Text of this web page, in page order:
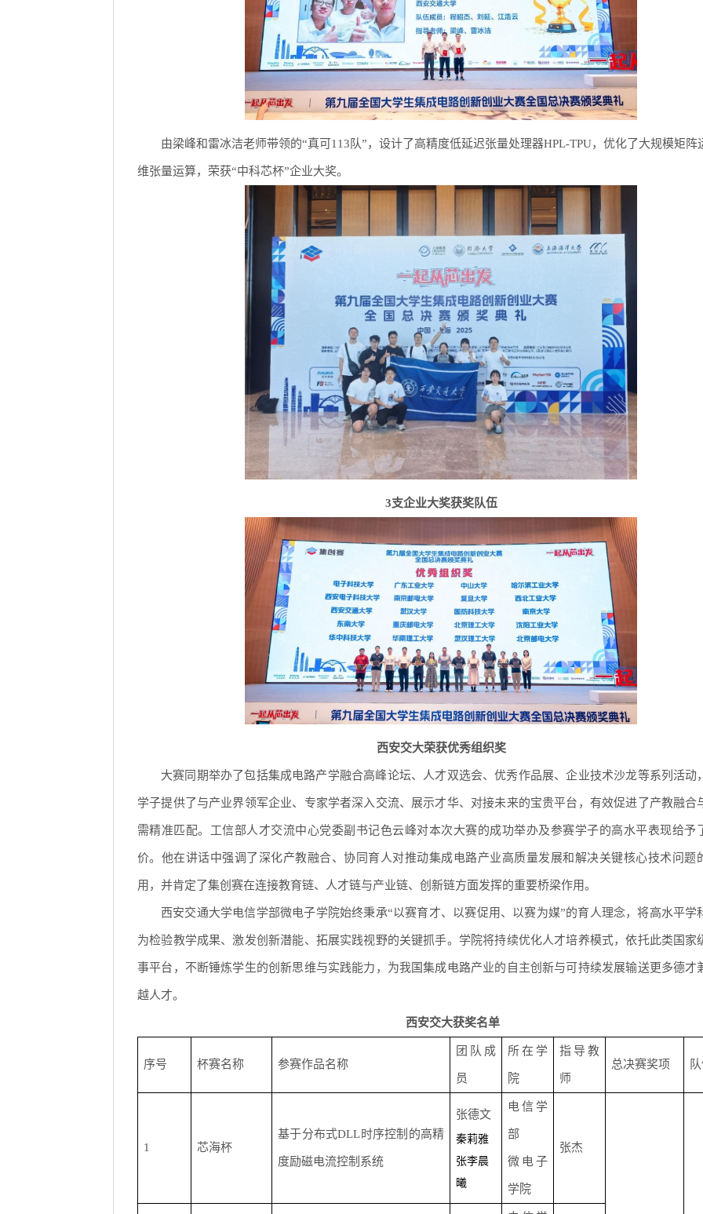
由梁峰和雷冰洁老师带领的“真可113队”，设计了高精度低延迟张量处理器HPL-TPU，优化了大规模矩阵
维张量运算，荣获“中科芯杯”企业大奖。
3支企业大奖获奖队伍
西安交大荣获优秀组织奖
大赛同期举办了包括集成电路产学融合高峰论坛、人才双选会、优秀作品展、企业技术沙龙等系列活动
学子提供了与产业界领军企业、专家学者深入交流、展示才华、对接未来的宝贵平台，有效促进了产教融合
需精准匹配。工信部人才交流中心党委副书记色云峰对本次大赛的成功举办及参赛学子的高水平表现给予
价。他在讲话中强调了深化产教融合、协同育人对推动集成电路产业高质量发展和解决关键核心技术问题
用，并肯定了集创赛在连接教育链、人才链与产业链、创新链方面发挥的重要桥梁作用。
西安交通大学电信学部微电子学院始终秉承“以赛育才、以赛促用、以赛为媒”的育人理念，将高水平学
为检验教学成果、激发创新潜能、拓展实践视野的关键抓手。学院将持续优化人才培养模式，依托此类国家
事平台，不断锤炼学生的创新思维与实践能力，为我国集成电路产业的自主创新与可持续发展输送更多德才
越人才。
西安交大获奖名单
序号 杯赛名称 参赛作品名称
团队成
员
所在学
院
指导教
师
总决赛奖项
1 芯海杯
基于分布式DLL时序控制的高精
度励磁电流控制系统
张德文
秦莉雅
张李晨
曦
电信学
部
微电子
学院
张杰